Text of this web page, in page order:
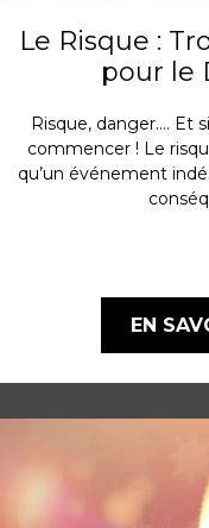
Le Risque :
pour le
Risque, danger…. Et
commencer ! Le
qu’un événement
EN